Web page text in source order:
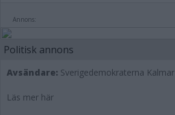
Annons:
Politisk annons
Avsändare: Sverigedemokraterna Kalmar
Läs mer här